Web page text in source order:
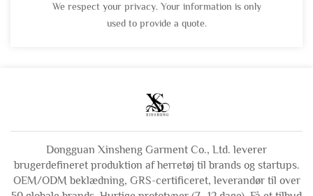
We respect your privacy. Your information is only
used to provide a quote.
Dongguan Xinsheng Garment Co., Ltd. leverer
brugerdefineret produktion af herretøj til brands og startups.
OEM/ODM beklædning, GRS-certificeret, leverandør til over